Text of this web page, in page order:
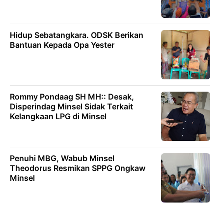
Hidup Sebatangkara. ODSK Berikan
Bantuan Kepada Opa Yester
Rommy Pondaag SH MH:: Desak,
Disperindag Minsel Sidak Terkait
Kelangkaan LPG di Minsel
Penuhi MBG, Wabub Minsel
Theodorus Resmikan SPPG Ongkaw
Minsel